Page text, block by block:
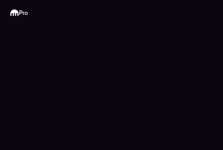
Kraken
Pro